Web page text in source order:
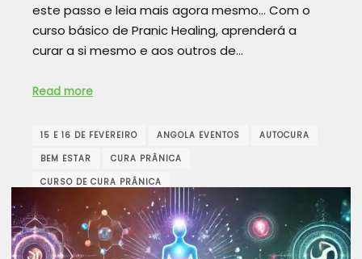
este passo e leia mais agora mesmo… Com o
curso básico de Pranic Healing, aprenderá a
curar a si mesmo e aos outros de…
Read more
15 E 16 DE FEVEREIRO ANGOLA EVENTOS
AUTOCURA
BEM ESTAR
CURA PRÂNICA
CURSO DE CURA PRÂNICA
CURSOS DE SAÚDE EM ANGOLA
DESENVOLVIMENTO PESSOAL
ENERGIA VITAL
EQUILÍBRIO ENERGÉTICO
ESPIRITUALIDADE E CURA